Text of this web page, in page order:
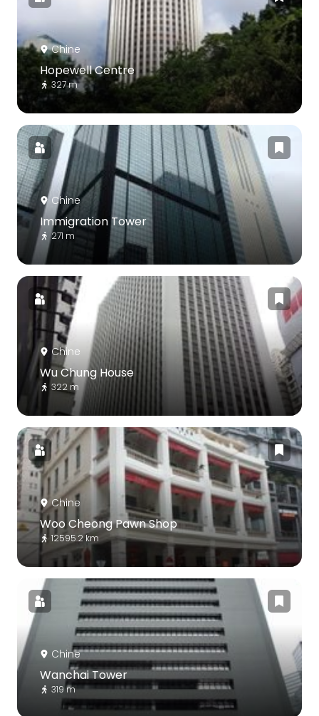
Chine
Hopewell Centre
327 m
Chine
Immigration Tower
271 m
Chine
Wu Chung House
322 m
Chine
Woo Cheong Pawn Shop
12595.2 km
Chine
Wanchai Tower
319 m